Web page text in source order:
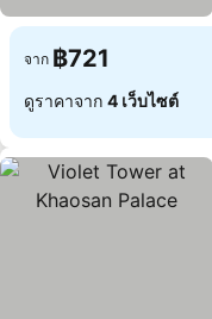
จาก ฿721
ดูราคาจาก 4 เว็บไซต์